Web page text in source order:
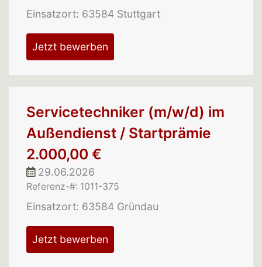
Einsatzort: 63584 Stuttgart
Jetzt bewerben
Servicetechniker (m/w/d) im
Außendienst / Startprämie
2.000,00 €
29.06.2026
Referenz-#: 1011-375
Einsatzort: 63584 Gründau
Jetzt bewerben